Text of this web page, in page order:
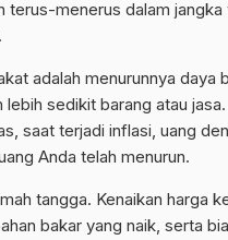
terus-menerus dalam
adalah menurunnya daya
sedikit barang atau
saat terjadi inflasi, uang
Anda telah menurun.
tangga. Kenaikan harga
bakar yang naik, serta